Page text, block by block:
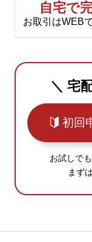
自宅で
お取引はWEB
＼ 宅
初回
お試しで
まず